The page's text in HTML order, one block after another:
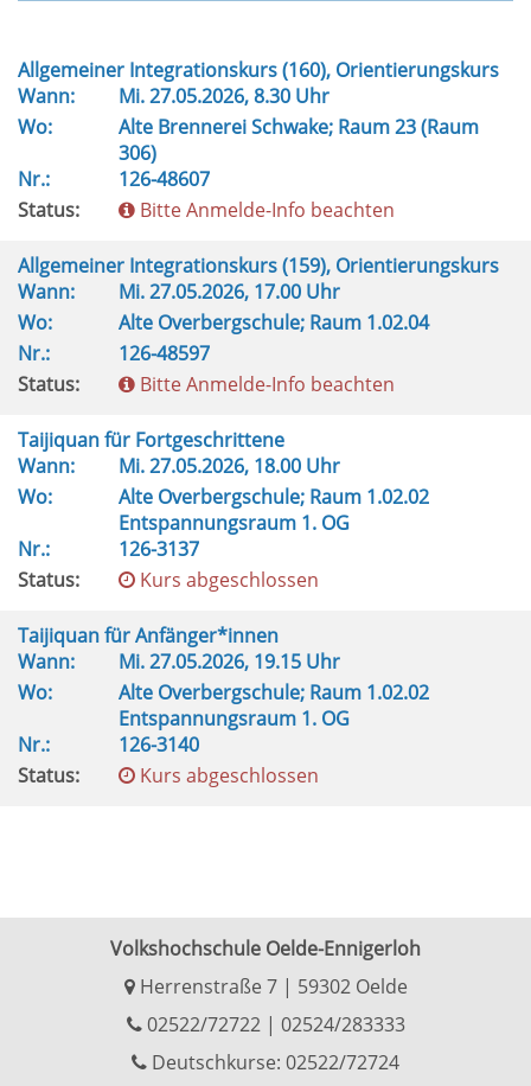
Allgemeiner Integrationskurs (160), Orientierungskurs
Wann:
Mi.27.05.2026, 8.30 Uhr
Wo:
Alte Brennerei Schwake; Raum 23 (Raum
306)
Nr.:
126-48607
Status:
Bitte Anmelde-Info beachten
Allgemeiner Integrationskurs (159), Orientierungskurs
Wann:
Mi.27.05.2026, 17.00 Uhr
Wo:
Alte Overbergschule; Raum 1.02.04
Nr.:
126-48597
Status:
Bitte Anmelde-Info beachten
Taijiquan für Fortgeschrittene
Wann:
Mi.27.05.2026, 18.00 Uhr
Wo:
Alte Overbergschule; Raum 1.02.02
Entspannungsraum 1. OG
Nr.:
126-3137
Status:
Kurs abgeschlossen
Taijiquan für Anfänger*innen
Wann:
Mi.27.05.2026, 19.15 Uhr
Wo:
Alte Overbergschule; Raum 1.02.02
Entspannungsraum 1. OG
Nr.:
126-3140
Status:
Kurs abgeschlossen
Volkshochschule Oelde-Ennigerloh
Herrenstraße 7 | 59302 Oelde
02522/72722| 02524/283333
Deutschkurse: 02522/72724